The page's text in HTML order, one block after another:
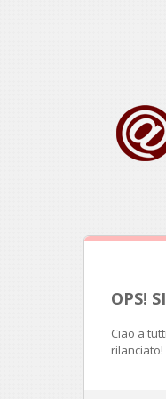
OPS!
Ciao a
rilanciato!